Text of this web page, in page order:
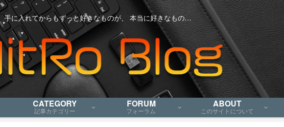
手に入れてからもずっと好きなものが、 本当に好きなもの…
CATEGORY
記事カテゴリー
FORUM
フォーラム
ABOUT
このサイトについて